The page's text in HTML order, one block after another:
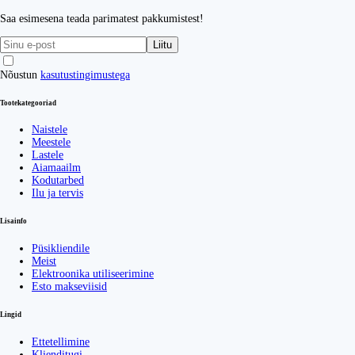
Saa esimesena teada parimatest pakkumistest!
Liitu
Nõustun kasutustingimustega
Tootekategooriad
Naistele
Meestele
Lastele
Aiamaailm
Kodutarbed
Ilu ja tervis
Lisainfo
Püsikliendile
Meist
Elektroonika utiliseerimine
Esto makseviisid
Lingid
Ettetellimine